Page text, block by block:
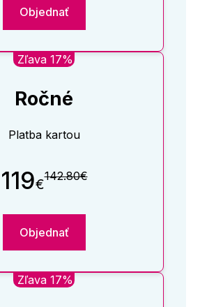
Objednať
Zľava 17%
Ročné
Platba kartou
119€142.80€
Objednať
Zľava 17%